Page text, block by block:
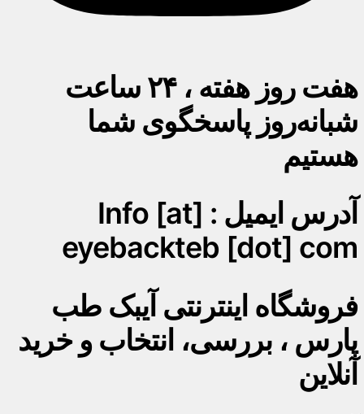
هفت روز هفته ، ۲۴ ساعت
شبانه‌روز پاسخگوی شما
هستیم
آدرس ایمیل : Info [at]
eyebackteb [dot] com
فروشگاه اینترنتی آیبک طب
پارس ، بررسی، انتخاب و خرید
آنلاین